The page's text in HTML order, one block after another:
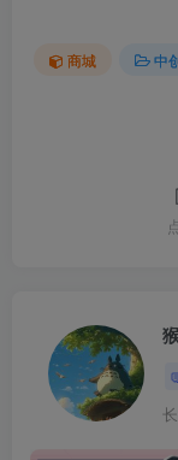
商城 中